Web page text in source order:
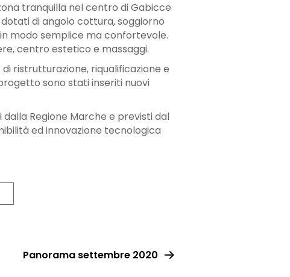
tranquilla nel centro di Gabicce
di angolo cottura, soggiorno
modo semplice ma confortevole.
centro estetico e massaggi.
ristrutturazione, riqualificazione e
sono stati inseriti nuovi
Regione Marche e previsti dal
ed innovazione tecnologica
Panorama settembre 2020